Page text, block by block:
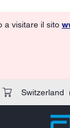
a visitare il sito
Switzerland